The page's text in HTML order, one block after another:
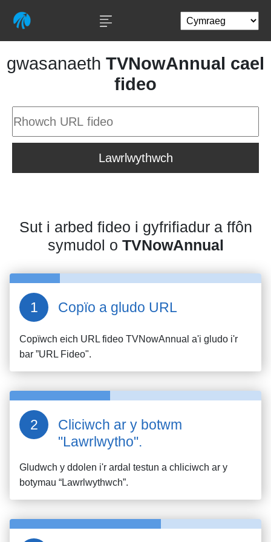
gwasanaeth TVNowAnnual cael
fideo
Lawrlwythwch
Sut i arbed fideo i gyfrifiadur a ffôn
symudol o TVNowAnnual
Copïo a gludo URL
Copïwch eich URL fideo TVNowAnnual a'i gludo i'r
bar ”URL Fideo".
Cliciwch ar y botwm
"Lawrlwytho".
Gludwch y ddolen i'r ardal testun a chliciwch ar y
botymau “Lawrlwythwch”.